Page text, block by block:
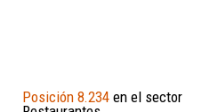
Posición 8.234 en el sector